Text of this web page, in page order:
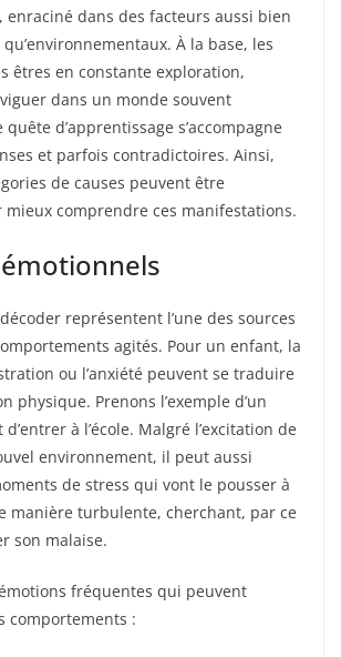
enraciné dans des facteurs aussi bien
À la base, les
êtres en constante exploration,
dans un monde souvent
d’apprentissage s’accompagne
et parfois contradictoires. Ainsi,
de causes peuvent être
comprendre ces manifestations.
représentent l’une des sources
agités. Pour un enfant, la
ou l’anxiété peuvent se traduire
physique. Prenons l’exemple d’un
à l’école. Malgré l’excitation de
environnement, il peut aussi
de stress qui vont le pousser à
manière turbulente, cherchant, par ce
son malaise.
fréquentes qui peuvent
comportements :